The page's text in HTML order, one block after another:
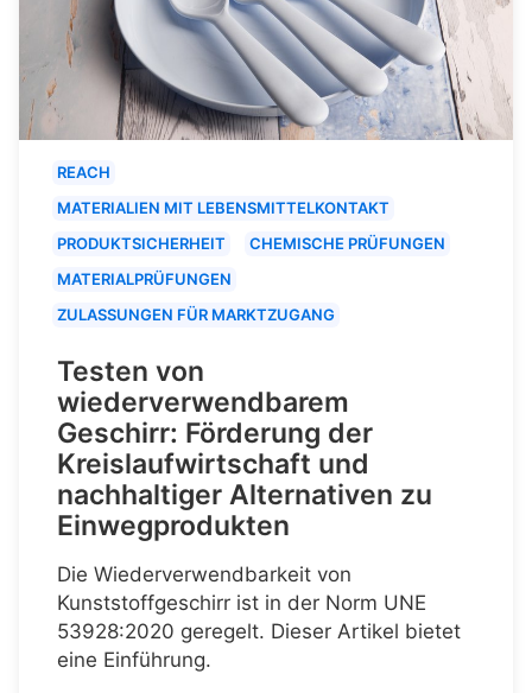
REACH
MATERIALIEN MIT LEBENSMITTELKONTAKT
PRODUKTSICHERHEIT
CHEMISCHE PRÜFUNGEN
MATERIALPRÜFUNGEN
ZULASSUNGEN FÜR MARKTZUGANG
Testen von
wiederverwendbarem
Geschirr: Förderung der
Kreislaufwirtschaft und
nachhaltiger Alternativen zu
Einwegprodukten
Die Wiederverwendbarkeit von
Kunststoffgeschirr ist in der Norm UNE
53928:2020 geregelt. Dieser Artikel bietet
eine Einführung.